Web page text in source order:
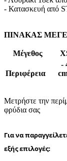
- Κατασκευή από
ΠΙΝΑΚΑΣ
Μέγεθος
Περιφέρεια
-
Μετρήστε την
φρύδια σας
Για να
εξής επιλογές: